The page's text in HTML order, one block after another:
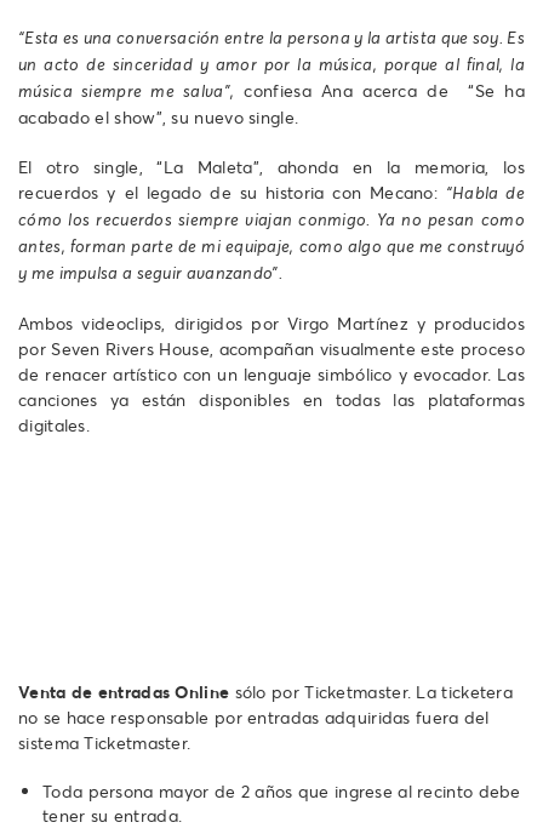
“Esta es una conversación entre la persona y la artista que soy. Es
un acto de sinceridad y amor por la música, porque al final, la
música siempre me salva”, confiesa Ana acerca de “Se ha
acabado el show”, su nuevo single.
El otro single, “La Maleta”, ahonda en la memoria, los
recuerdos y el legado de su historia con Mecano: “Habla de
cómo los recuerdos siempre viajan conmigo. Ya no pesan como
antes, forman parte de mi equipaje, como algo que me construyó
y me impulsa a seguir avanzando”.
Ambos videoclips, dirigidos por Virgo Martínez y producidos
por Seven Rivers House, acompañan visualmente este proceso
de renacer artístico con un lenguaje simbólico y evocador. Las
canciones ya están disponibles en todas las plataformas
digitales.
Venta de entradas Online sólo por Ticketmaster. La ticketera
no se hace responsable por entradas adquiridas fuera del
sistema Ticketmaster.
Toda persona mayor de 2 años que ingrese al recinto debe
tener su entrada.